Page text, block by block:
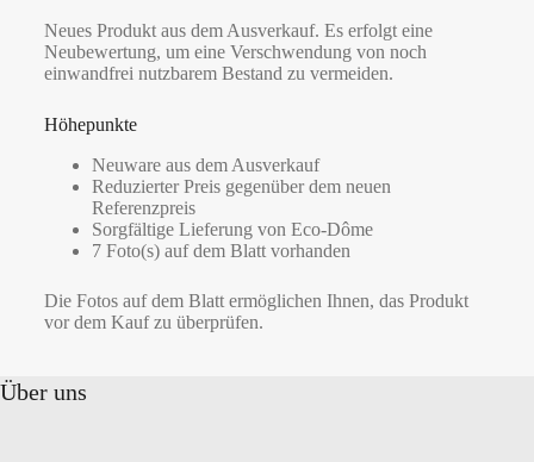
Neues Produkt aus dem Ausverkauf. Es erfolgt eine
Neubewertung, um eine Verschwendung von noch
einwandfrei nutzbarem Bestand zu vermeiden.
Höhepunkte
Neuware aus dem Ausverkauf
Reduzierter Preis gegenüber dem neuen
Referenzpreis
Sorgfältige Lieferung von Eco-Dôme
7 Foto(s) auf dem Blatt vorhanden
Die Fotos auf dem Blatt ermöglichen Ihnen, das Produkt
vor dem Kauf zu überprüfen.
Über uns